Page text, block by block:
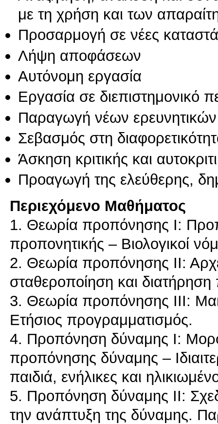
με τη χρήση και των
Προσαρμογή σε νέες
Λήψη αποφάσεων
Αυτόνομη εργασία
Εργασία σε διεπιστημονικό
Παραγωγή νέων
Σεβασμός στη
Άσκηση κριτικής και
Προαγωγή της ελεύθερης,
Περιεχόμενο Μαθήματος
1. Θεωρία προπόνησης Ι:
προπονητικής – Βιολογικοί
2. Θεωρία προπόνησης ΙΙ:
σταθεροποίηση και
3. Θεωρία προπόνησης ΙΙΙ:
Ετήσιος προγραμματισμός.
4. Προπόνηση δύναμης Ι:
προπόνησης δύναμης –
παιδιά, ενήλικες και
5. Προπόνηση δύναμης ΙΙ:
την ανάπτυξη της δύναμης.